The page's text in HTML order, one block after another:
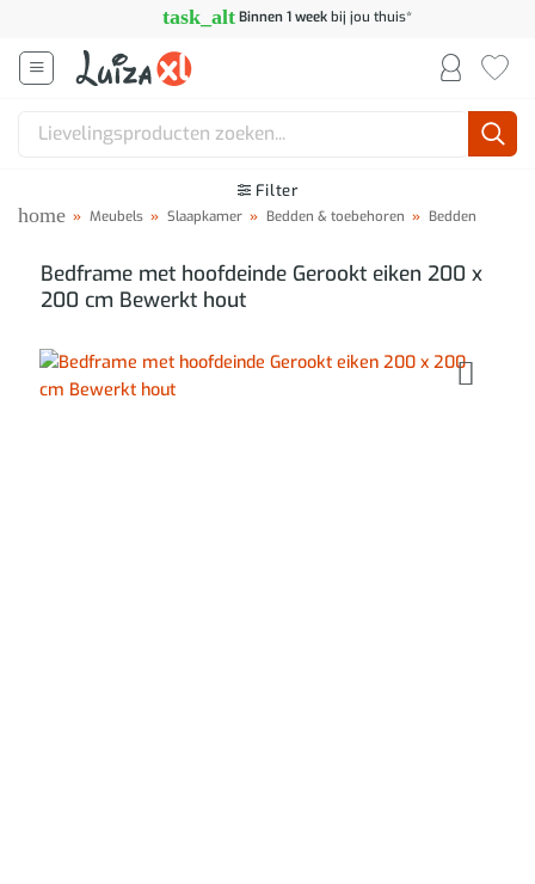
inhoud
task_alt Binnen 1 weekbij jou thuis*
Zoeken
Filter
home » Meubels » Slaapkamer » Bedden & toebehoren » Bedden
Bedframe met hoofdeinde Gerookt eiken 200 x
200 cm Bewerkt hout